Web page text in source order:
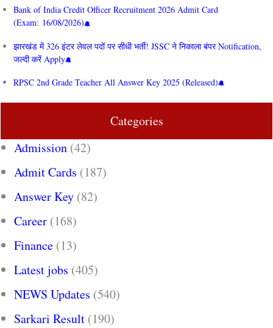
Bank of India Credit Officer Recruitment 2026 Admit Card
(Exam: 16/08/2026)
झारखंड में 326 इंटर लेवल पदों पर सीधी भर्ती! JSSC ने निकाला बंपर Notification,
जल्दी करें Apply
RPSC 2nd Grade Teacher All Answer Key 2025 (Released)
Categories
Admission (42)
Admit Cards (187)
Answer Key (82)
Career (168)
Finance (13)
Latest jobs (405)
NEWS Updates (540)
Sarkari Result (190)